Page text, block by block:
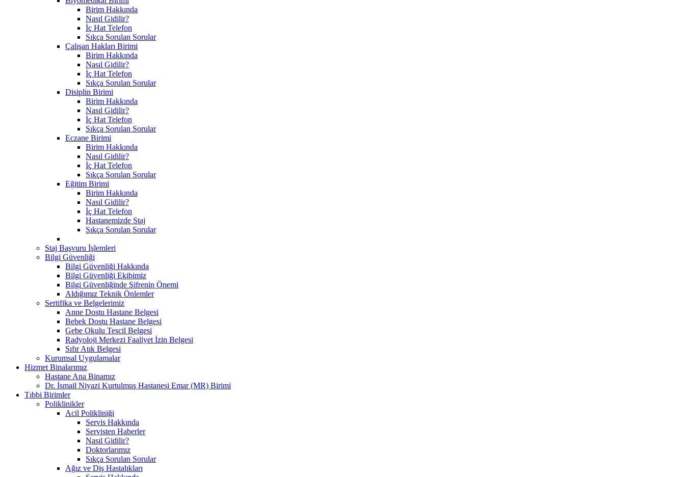
Birim Hakkında
Nasıl Gidilir?
İç Hat Telefon
Sıkça Sorulan Sorular
Çalışan Hakları Birimi
Birim Hakkında
Nasıl Gidilir?
İç Hat Telefon
Sıkça Sorulan Sorular
Disiplin Birimi
Birim Hakkında
Nasıl Gidilir?
İç Hat Telefon
Sıkça Sorulan Sorular
Eczane Birimi
Birim Hakkında
Nasıl Gidilir?
İç Hat Telefon
Sıkça Sorulan Sorular
Eğitim Birimi
Birim Hakkında
Nasıl Gidilir?
İç Hat Telefon
Hastanemizde Staj
Sıkça Sorulan Sorular
Staj Başvuru İşlemleri
Bilgi Güvenliği
Bilgi Güvenliği Hakkında
Bilgi Güvenliği Ekibimiz
Bilgi Güvenliğinde Şifrenin Önemi
Aldığımız Teknik Önlemler
Sertifika ve Belgelerimiz
Anne Dostu Hastane Belgesi
Bebek Dostu Hastane Belgesi
Gebe Okulu Tescil Belgesi
Radyoloji Merkezi Faaliyet İzin Belgesi
Sıfır Atık Belgesi
Kurumsal Uygulamalar
Hizmet Binalarımız
Hastane Ana Binamız
Dr. İsmail Niyazi Kurtulmuş Hastanesi Emar (MR) Birimi
Tıbbi Birimler
Poliklinikler
Acil Polikliniği
Servis Hakkında
Servisten Haberler
Nasıl Gidilir?
Doktorlarımız
Sıkça Sorulan Sorular
Ağız ve Diş Hastalıkları